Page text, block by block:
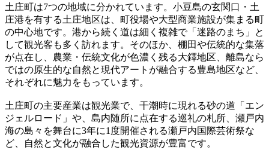
土庄町は7つの地域に分かれています。小豆島の玄関口・土
庄港を有する土庄地区は、町役場や大型商業施設が集まる町
の中心地です。港から続く道は細く複雑で「迷路のまち」と
して観光客も多く訪れます。そのほか、棚田や伝統的な集落
が点在し、農業・伝統文化が色濃く残る大鐸地区、離島なら
ではの原生的な自然と現代アートが融合する豊島地区など、
それぞれに魅力をもっています。
土庄町の主要産業は観光業で、干潮時に現れる砂の道「エン
ジェルロード」や、島内随所に点在する巡礼の札所、瀬戸内
海の島々を舞台に3年に1度開催される瀬戸内国際芸術祭な
ど、自然と文化が融合した観光資源が豊富です。